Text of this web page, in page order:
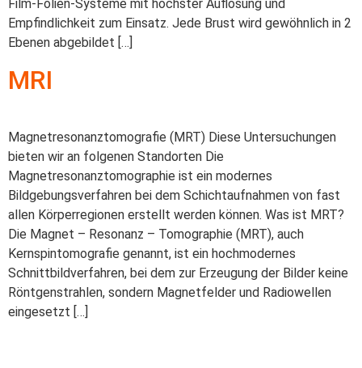
Film-Folien-Systeme mit höchster Auflösung und
Empfindlichkeit zum Einsatz. Jede Brust wird gewöhnlich in 2
Ebenen abgebildet […]
MRI
Magnetresonanztomografie (MRT) Diese Untersuchungen
bieten wir an folgenen Standorten Die
Magnetresonanztomographie ist ein modernes
Bildgebungsverfahren bei dem Schichtaufnahmen von fast
allen Körperregionen erstellt werden können. Was ist MRT?
Die Magnet – Resonanz – Tomographie (MRT), auch
Kernspintomografie genannt, ist ein hochmodernes
Schnittbildverfahren, bei dem zur Erzeugung der Bilder keine
Röntgenstrahlen, sondern Magnetfelder und Radiowellen
eingesetzt […]